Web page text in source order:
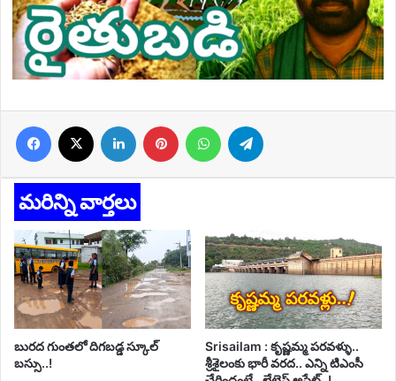
Facebook LinkedIn Pinterest WhatsApp
మరిన్ని వార్తలు
బురద గుంతలో దిగబడ్డ స్కూల్
బస్సు..!
Srisailam : కృష్ణమ్మ పరవళ్ళు..
శ్రీశైలంకు భారీ వరద.. ఎన్ని టిఎంసీ